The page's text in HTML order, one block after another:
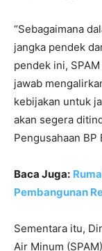
“Sebagaimana
jangka pendek
pendek ini,
jawab
kebijakan untuk
akan segera
Pengusahaan BP
Baca Juga:
Pembangunan
Sementara itu,
Air Minum